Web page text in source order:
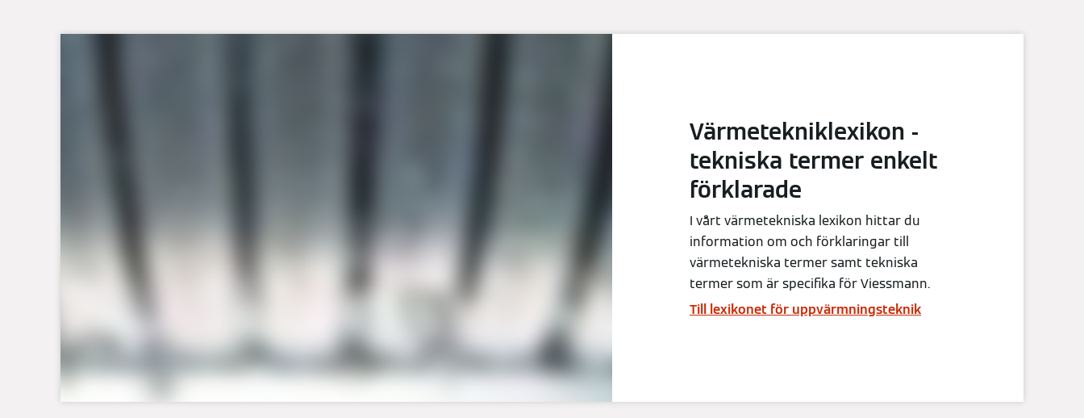
Värmetekniklexikon -
tekniska termer enkelt
förklarade
I vårt värmetekniska lexikon hittar du
information om och förklaringar till
värmetekniska termer samt tekniska
termer som är specifika för Viessmann.
Till lexikonet för uppvärmningsteknik